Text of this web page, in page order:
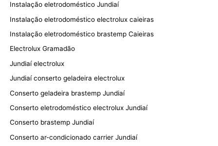
Instalação eletrodoméstico Jundiaí
Instalação eletrodoméstico electrolux caieiras
Instalação eletrodoméstico brastemp Caieiras
Electrolux Gramadão
Jundiaí electrolux
Jundiaí conserto geladeira electrolux
Conserto geladeira brastemp Jundiaí
Conserto eletrodoméstico electrolux Jundiaí
Conserto brastemp Jundiaí
Conserto ar-condicionado carrier Jundiaí